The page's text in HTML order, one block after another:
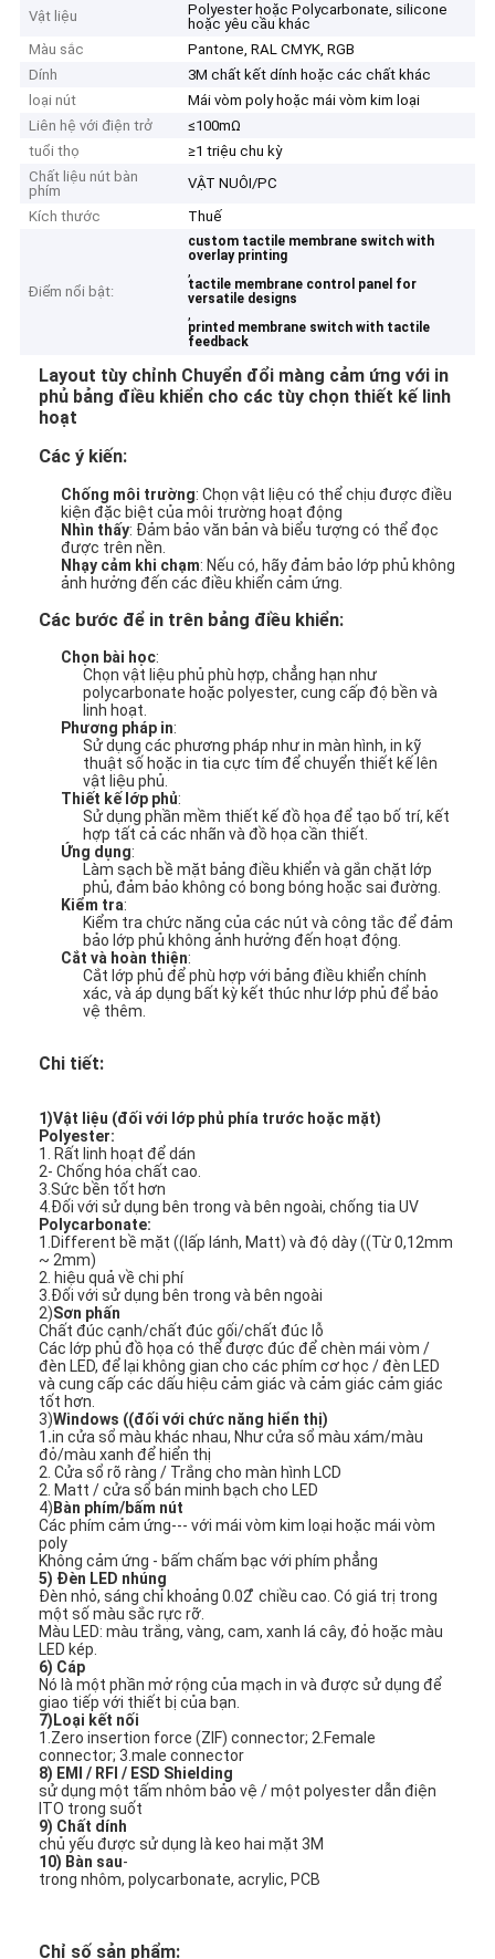
Nhà
Sản phẩm
video
Trình diễn VR
Về chúng tôi
Chuyến tham quan nhà máy
Kiểm soát chất lượng
Liên hệ với chúng tôi
Tin tức
Yêu cầu Đặt giá
Công tắc màng LED
Vật liệu
Polyester hoặc Polycarbonate, silicone
hoặc yêu cầu khác
Màu sắc
Pantone, RAL CMYK, RGB
Dính
3M chất kết dính hoặc các chất khác
loại nút
Mái vòm poly hoặc mái vòm kim loại
Liên hệ với điện trở
≤100mΩ
tuổi thọ
≥1 triệu chu kỳ
Chất liệu nút bàn
phím
VẬT NUÔI/PC
Kích thước
Thuế
Điểm nổi bật:
custom tactile membrane switch with
overlay printing
,
tactile membrane control panel for
versatile designs
,
printed membrane switch with tactile
feedback
Layout tùy chỉnh Chuyển đổi màng cảm ứng với in
phủ bảng điều khiển cho các tùy chọn thiết kế linh
hoạt
Các ý kiến:
Chống môi trường: Chọn vật liệu có thể chịu được điều
kiện đặc biệt của môi trường hoạt động
Nhìn thấy: Đảm bảo văn bản và biểu tượng có thể đọc
được trên nền.
Nhạy cảm khi chạm: Nếu có, hãy đảm bảo lớp phủ không
ảnh hưởng đến các điều khiển cảm ứng.
Các bước để in trên bảng điều khiển:
Chọn bài học:
Chọn vật liệu phủ phù hợp, chẳng hạn như
polycarbonate hoặc polyester, cung cấp độ bền và
linh hoạt.
Phương pháp in:
Sử dụng các phương pháp như in màn hình, in kỹ
thuật số hoặc in tia cực tím để chuyển thiết kế lên
vật liệu phủ.
Thiết kế lớp phủ:
Sử dụng phần mềm thiết kế đồ họa để tạo bố trí, kết
hợp tất cả các nhãn và đồ họa cần thiết.
Ứng dụng:
Làm sạch bề mặt bảng điều khiển và gắn chặt lớp
phủ, đảm bảo không có bong bóng hoặc sai đường.
Kiểm tra:
Kiểm tra chức năng của các nút và công tắc để đảm
bảo lớp phủ không ảnh hưởng đến hoạt động.
Cắt và hoàn thiện:
Cắt lớp phủ để phù hợp với bảng điều khiển chính
xác, và áp dụng bất kỳ kết thúc như lớp phủ để bảo
vệ thêm.
Chi tiết:
1)Vật liệu (đối với lớp phủ phía trước hoặc mặt)
Polyester:
1. Rất linh hoạt để dán
2- Chống hóa chất cao.
3.Sức bền tốt hơn
4.Đối với sử dụng bên trong và bên ngoài, chống tia UV
Polycarbonate:
1.Different bề mặt ((lấp lánh, Matt) và độ dày ((Từ 0,12mm
~ 2mm)
2. hiệu quả về chi phí
3.Đối với sử dụng bên trong và bên ngoài
2)Sơn phấn
Chất đúc cạnh/chất đúc gối/chất đúc lỗ
Các lớp phủ đồ họa có thể được đúc để chèn mái vòm /
đèn LED, để lại không gian cho các phím cơ học / đèn LED
và cung cấp các dấu hiệu cảm giác và cảm giác cảm giác
tốt hơn.
3)Windows ((đối với chức năng hiển thị)
1 .in cửa sổ màu khác nhau, Như cửa sổ màu xám/màu
đỏ/màu xanh để hiển thị
2. Cửa sổ rõ ràng / Trắng cho màn hình LCD
2. Matt / cửa sổ bán minh bạch cho LED
4) Bàn phím/bấm nút
Các phím cảm ứng--- với mái vòm kim loại hoặc mái vòm
poly
Không cảm ứng - bấm chấm bạc với phím phẳng
5) Đèn LED nhúng
Đèn nhỏ, sáng chỉ khoảng 0.02 ̊ chiều cao. Có giá trị trong
một số màu sắc rực rỡ.
Màu LED: màu trắng, vàng, cam, xanh lá cây, đỏ hoặc màu
LED kép.
6) Cáp
Nó là một phần mở rộng của mạch in và được sử dụng để
giao tiếp với thiết bị của bạn.
7)Loại kết nối
1.Zero insertion force (ZIF) connector; 2.Female
connector; 3.male connector
8) EMI / RFI / ESD Shielding
sử dụng một tấm nhôm bảo vệ / một polyester dẫn điện
ITO trong suốt
9) Chất dính
chủ yếu được sử dụng là keo hai mặt 3M
10) Bàn sau-
trong nhôm, polycarbonate, acrylic, PCB
Chỉ số sản phẩm: